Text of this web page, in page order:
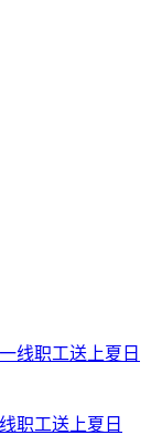
职工送上夏日